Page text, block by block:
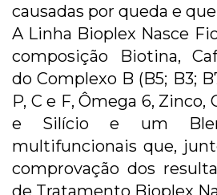
causadas por queda e
A Linha Bioplex Nasce
composição Biotina,
do Complexo B (B5; B3;
P, C e F, Ômega 6, Zinco,
e Silício e um
multifuncionais que,
comprovação dos
de Tratamento Bioplex